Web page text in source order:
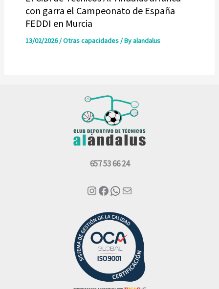
con garra el Campeonato de España
FEDDI en Murcia
13/02/2026/Otras capacidades/ Byalandalus
657 53 66 24
Instagram
Facebook
WhatsApp
Correo electrónico